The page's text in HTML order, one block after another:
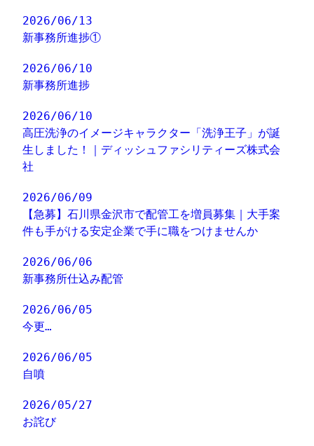
2026/06/13
新事務所進捗①
2026/06/10
新事務所進捗
2026/06/10
高圧洗浄のイメージキャラクター「洗浄王子」が誕
生しました！｜ディッシュファシリティーズ株式会
社
2026/06/09
【急募】石川県金沢市で配管工を増員募集｜大手案
件も手がける安定企業で手に職をつけませんか
2026/06/06
新事務所仕込み配管
2026/06/05
今更…
2026/06/05
自噴
2026/05/27
お詫び